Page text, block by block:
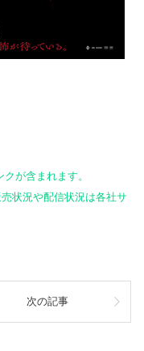
が含まれます。
状況や配信状況は各社サ
次の記事